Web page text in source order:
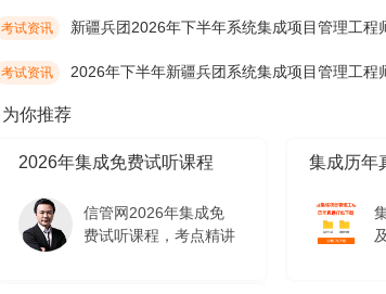
考试资讯
考试资讯
为你推荐
2026年集成免费试听课程
信管网2026年集成免
费试听课程，考点精讲
集成历年